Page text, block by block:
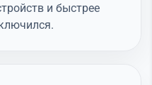
и быстрее